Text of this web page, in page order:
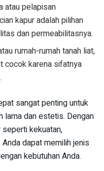
atau pelapisan
kapur adalah pilihan
dan permeabilitasnya.
rumah-rumah tanah liat,
cocok karena sifatnya
sangat penting untuk
lama dan estetis. Dengan
kekuatan,
dapat memilih jenis
kebutuhan Anda.